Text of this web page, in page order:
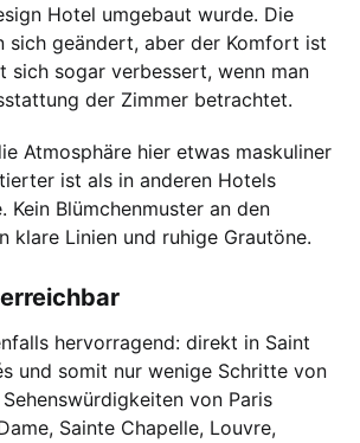
Hotel umgebaut wurde. Die
sich geändert, aber der Komfort ist
sich sogar verbessert, wenn man
der Zimmer betrachtet.
Atmosphäre hier etwas maskuliner
ist als in anderen Hotels
Kein Blümchenmuster an den
klare Linien und ruhige Grautöne.
hervorragend: direkt in Saint
und somit nur wenige Schritte von
von Paris
Sainte Chapelle, Louvre,